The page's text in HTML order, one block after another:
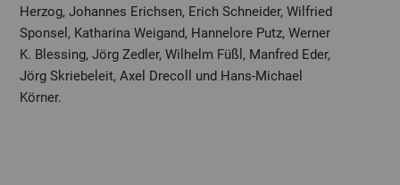
Herzog, Johannes Erichsen, Erich Schneider, Wilfried
Sponsel, Katharina Weigand, Hannelore Putz, Werner
K. Blessing, Jörg Zedler, Wilhelm Füßl, Manfred Eder,
Jörg Skriebeleit, Axel Drecoll und Hans-Michael
Körner.